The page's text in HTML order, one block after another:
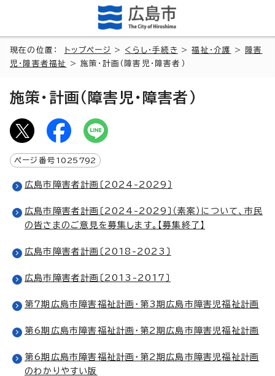
現在の位置： トップページ > くらし・手続き >福祉・介護 >
障害
児・障害者福祉
> 施策・計画（障害児・障害者）
施策・計画（障害児・障害者）
ページ番号 1025792
広島市障害者計画〔2024-2029〕
広島市障害者計画〔2024-2029〕（素案）について、市民
の皆さまのご意見を募集します。【募集終了】
広島市障害者計画〔2018-2023〕
広島市障害者計画〔2013-2017〕
第7期広島市障害福祉計画・第3期広島市障害児福祉計画
第6期広島市障害福祉計画・第2期広島市障害児福祉計画
第6期広島市障害福祉計画・第2期広島市障害児福祉計画
のわかりやすい版